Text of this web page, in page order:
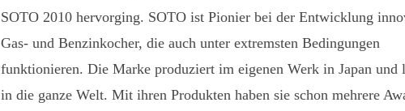
SOTO 2010 hervorging. SOTO ist Pionier bei der Entwicklung
Gas- und Benzinkocher, die auch unter extremsten Bedingungen
funktionieren. Die Marke produziert im eigenen Werk in Japan und
in die ganze Welt. Mit ihren Produkten haben sie schon mehrere